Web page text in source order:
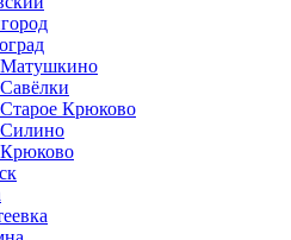
Матушкино
Крюково
Силино